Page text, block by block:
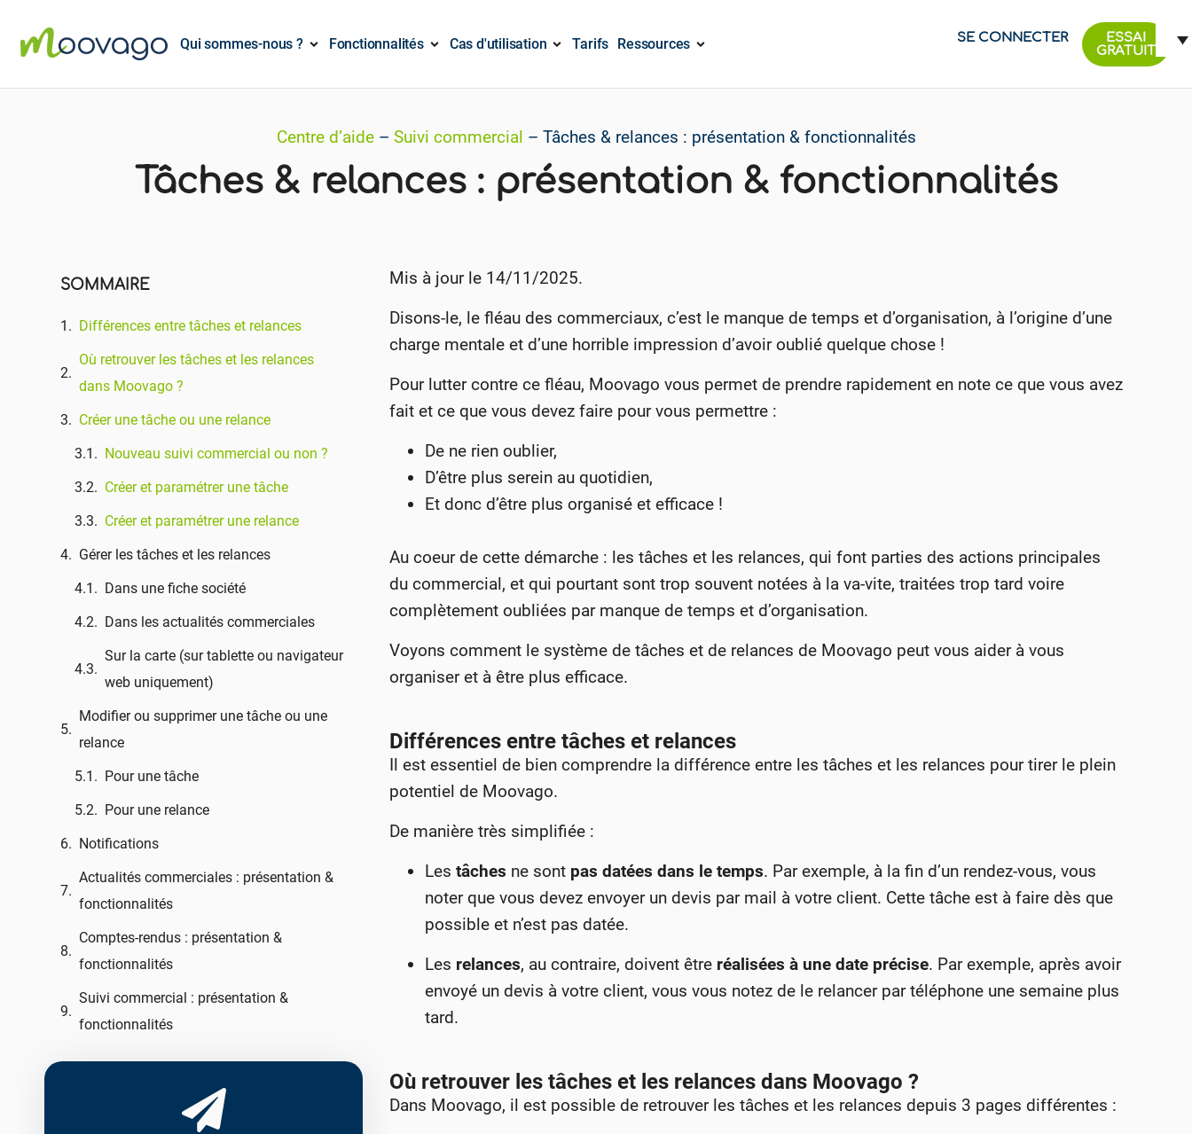
Qui sommes-nous ? Fonctionnalités Cas d'utilisation Tarifs Ressources SE CONNECTER
ESSAI
GRATUIT
Centre d’aide– Suivi commercial – Tâches & relances : présentation & fonctionnalités
Tâches & relances : présentation & fonctionnalités
SOMMAIRE
Différences entre tâches et relances
Où retrouver les tâches et les relances
dans Moovago ?
Créer une tâche ou une relance
Nouveau suivi commercial ou non ?
Créer et paramétrer une tâche
Créer et paramétrer une relance
Gérer les tâches et les relances
Dans une fiche société
Dans les actualités commerciales
Sur la carte (sur tablette ou navigateur
web uniquement)
Modifier ou supprimer une tâche ou une
relance
Pour une tâche
Pour une relance
Notifications​
Actualités commerciales : présentation &
fonctionnalités
Comptes-rendus : présentation &
fonctionnalités
Suivi commercial : présentation &
fonctionnalités
Mis à jour le 14/11/2025.
Disons-le, le fléau des commerciaux, c’est le manque de temps et d’organisation, à l’origine d’une
charge mentale et d’une horrible impression d’avoir oublié quelque chose !
Pour lutter contre ce fléau, Moovago vous permet de prendre rapidement en note ce que vous avez
fait et ce que vous devez faire pour vous permettre :
De ne rien oublier,
D’être plus serein au quotidien,
Et donc d’être plus organisé et efficace !
Au coeur de cette démarche : les tâches et les relances, qui font parties des actions principales
du commercial, et qui pourtant sont trop souvent notées à la va-vite, traitées trop tard voire
complètement oubliées par manque de temps et d’organisation.
Voyons comment le système de tâches et de relances de Moovago peut vous aider à vous
organiser et à être plus efficace.
Différences entre tâches et relances
Il est essentiel de bien comprendre la différence entre les tâches et les relances pour tirer le plein
potentiel de Moovago.
De manière très simplifiée :
Lestâches ne sont pas datées dans le temps. Par exemple, à la fin d’un rendez-vous, vous
noter que vous devez envoyer un devis par mail à votre client. Cette tâche est à faire dès que
possible et n’est pas datée.
Les relances, au contraire, doivent être réalisées à une date précise. Par exemple, après avoir
envoyé un devis à votre client, vous vous notez de le relancer par téléphone une semaine plus
tard.
Où retrouver les tâches et les relances dans Moovago ?
Dans Moovago, il est possible de retrouver les tâches et les relances depuis 3 pages différentes :